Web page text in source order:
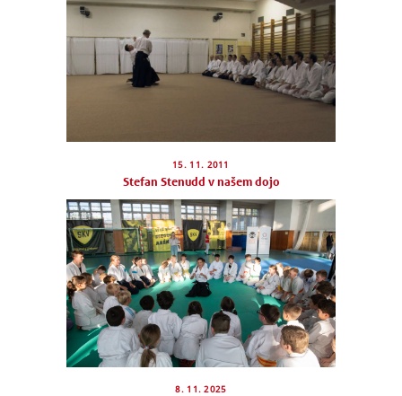
NÁŠ BLOG
KONTAKT
ENGLISH
15. 11. 2011
Stefan Stenudd v našem dojo
8. 11. 2025